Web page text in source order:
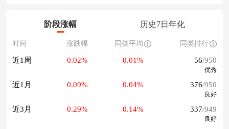
阶段涨幅 历史7日年化
时间 涨跌幅 同类平均 同类排行
近1周 0.02% 0.01% 56/950
优秀
近1月 0.09% 0.04% 376/950
良好
近3月 0.29% 0.14% 337/949
良好